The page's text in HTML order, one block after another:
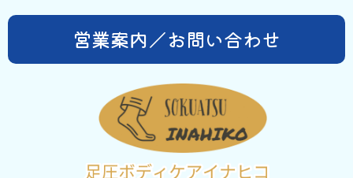
営業案内／お問い合わせ